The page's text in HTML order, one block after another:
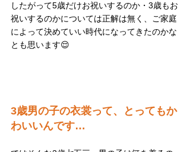
したがって5歳だけお祝いするのか・3歳もお
祝いするのかについては正解は無く、ご家庭
によって決めていい時代になってきたのかな
とも思います😌
3歳男の子の衣裳って、とってもか
わいいんです…